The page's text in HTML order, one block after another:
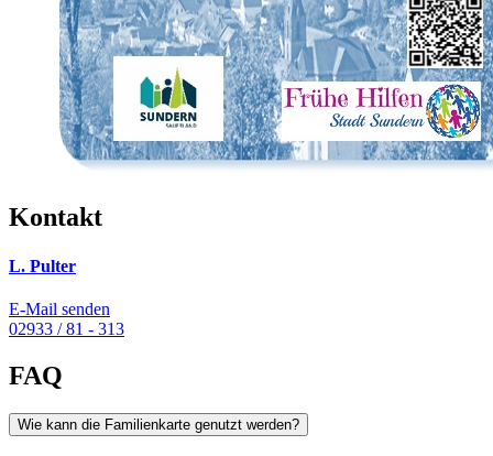
Kontakt
L. Pulter
E-Mail senden
02933 / 81 - 313
FAQ
Wie kann die Familienkarte genutzt werden?